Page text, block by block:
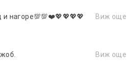
нагоре💯💯❤️💖💖💖💖
Виж още
Виж още